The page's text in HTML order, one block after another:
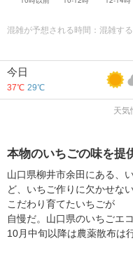
混雑が予想される時間：混雑す
今日
37℃ 29℃
天気
本物のいちごの味を提
山口県柳井市余田にある、
ど、いちご作りに欠かせな
こだわり育てたいちごが
自慢だ。山口県のいちごエ
10月中旬以降は農薬散布は